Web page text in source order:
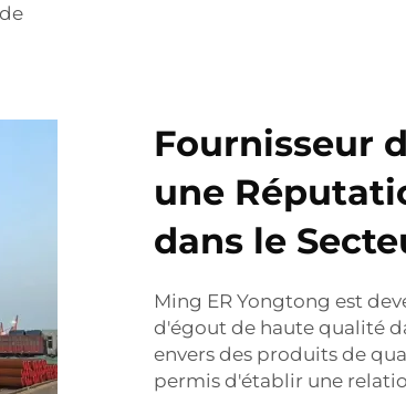
Fournisseur
une
dans le
Ming ER Yongtong est
d'égout de haute qualité
envers des produits de
permis d'établir une